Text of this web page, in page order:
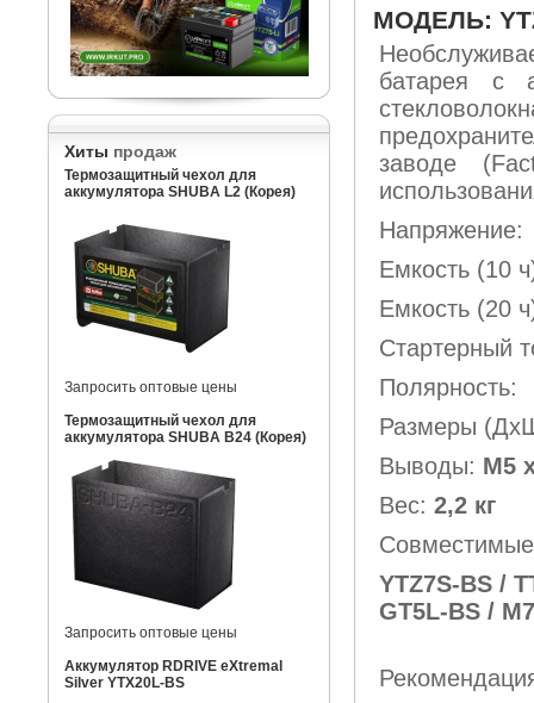
Хиты продаж
Термозащитный чехол для
аккумулятора SHUBA L2 (Корея)
Запросить оптовые цены
Термозащитный чехол для
аккумулятора SHUBA B24 (Корея)
Запросить оптовые цены
Аккумулятор RDRIVE eXtremal
Silver YTX20L-BS
МОДЕЛЬ:
батарея с
заводе
Напряжение:
Емкость
Емкость
Размеры
Выводы: М5
Вес: 2,2 кг
YTZ7S-BS /
GT5L-BS /